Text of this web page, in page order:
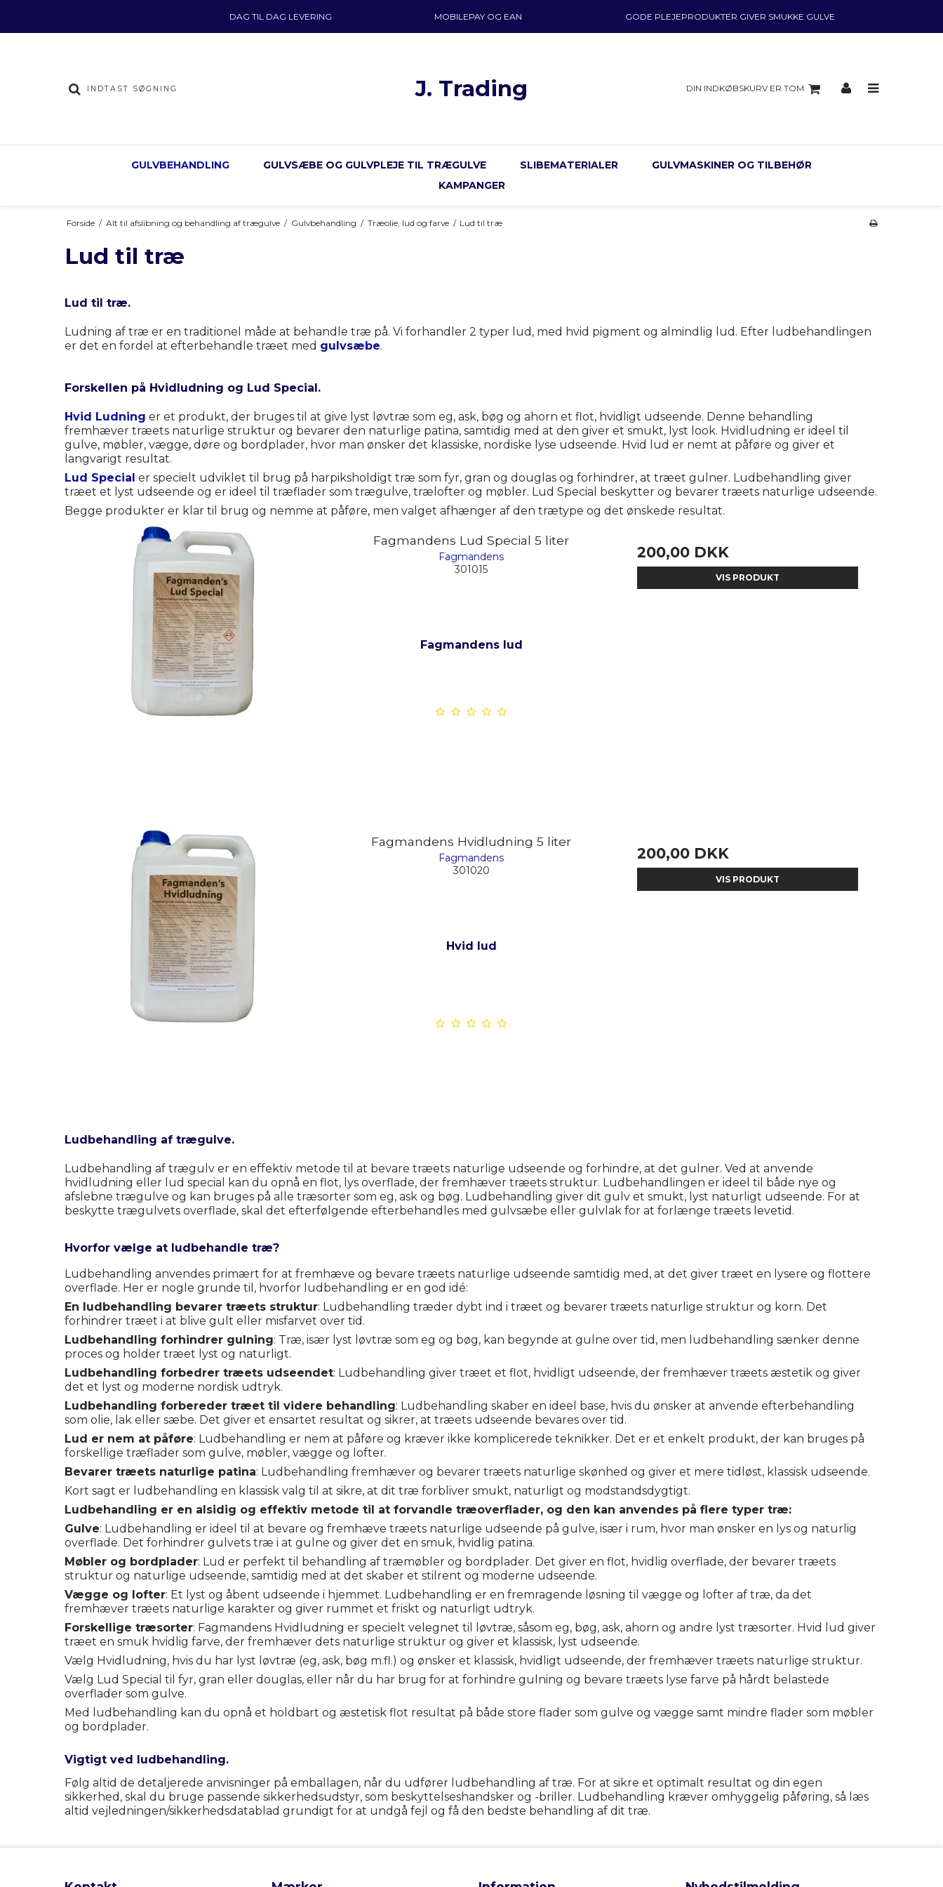
DAG TIL DAG LEVERING MOBILEPAY OG EAN GODE PLEJEPRODUKTER GIVER SMUKKE GULVE
J. Trading DIN INDKØBSKURV ER TOM
GULVBEHANDLING GULVSÆBE OG GULVPLEJE TIL TRÆGULVE SLIBEMATERIALER
GULVMASKINER OG TILBEHØR
KAMPANGER
Forside / Alt til afslibning og behandling af trægulve / Gulvbehandling / Træolie, lud og farve / Lud til træ
Lud til træ
Lud til træ.
Ludning af træ er en traditionel måde at behandle træ på. Vi forhandler 2 typer lud, med hvid pigment og almindlig lud. Efter ludbehandlingen
er det en fordel at efterbehandle træet med gulvsæbe.
Forskellen på Hvidludning og Lud Special.
Hvid Ludning er et produkt, der bruges til at give lyst løvtræ som eg, ask, bøg og ahorn et flot, hvidligt udseende. Denne behandling
fremhæver træets naturlige struktur og bevarer den naturlige patina, samtidig med at den giver et smukt, lyst look. Hvidludning er ideel til
gulve, møbler, vægge, døre og bordplader, hvor man ønsker det klassiske, nordiske lyse udseende. Hvid lud er nemt at påføre og giver et
langvarigt resultat.
Lud Special er specielt udviklet til brug på harpiksholdigt træ som fyr, gran og douglas og forhindrer, at træet gulner. Ludbehandling giver
træet et lyst udseende og er ideel til træflader som trægulve, trælofter og møbler. Lud Special beskytter og bevarer træets naturlige udseende.
Begge produkter er klar til brug og nemme at påføre, men valget afhænger af den trætype og det ønskede resultat.
Fagmandens Lud Special 5 liter
Fagmandens
301015
Fagmandens lud
200,00 DKK
VIS PRODUKT
Fagmandens Hvidludning 5 liter
Fagmandens
301020
Hvid lud
200,00 DKK
VIS PRODUKT
Ludbehandling af trægulve.
Ludbehandling af trægulv er en effektiv metode til at bevare træets naturlige udseende og forhindre, at det gulner. Ved at anvende
hvidludning eller lud special kan du opnå en flot, lys overflade, der fremhæver træets struktur. Ludbehandlingen er ideel til både nye og
afslebne trægulve og kan bruges på alle træsorter som eg, ask og bøg. Ludbehandling giver dit gulv et smukt, lyst naturligt udseende. For at
beskytte trægulvets overflade, skal det efterfølgende efterbehandles med gulvsæbe eller gulvlak for at forlænge træets levetid.
Hvorfor vælge at ludbehandle træ?
Ludbehandling anvendes primært for at fremhæve og bevare træets naturlige udseende samtidig med, at det giver træet en lysere og flottere
overflade. Her er nogle grunde til, hvorfor ludbehandling er en god idé:
En ludbehandling bevarer træets struktur: Ludbehandling træder dybt ind i træet og bevarer træets naturlige struktur og korn. Det
forhindrer træet i at blive gult eller misfarvet over tid.
Ludbehandling forhindrer gulning: Træ, især lyst løvtræ som eg og bøg, kan begynde at gulne over tid, men ludbehandling sænker denne
proces og holder træet lyst og naturligt.
Ludbehandling forbedrer træets udseendet: Ludbehandling giver træet et flot, hvidligt udseende, der fremhæver træets æstetik og giver
det et lyst og moderne nordisk udtryk.
Ludbehandling forbereder træet til videre behandling: Ludbehandling skaber en ideel base, hvis du ønsker at anvende efterbehandling
som olie, lak eller sæbe. Det giver et ensartet resultat og sikrer, at træets udseende bevares over tid.
Lud er nem at påføre: Ludbehandling er nem at påføre og kræver ikke komplicerede teknikker. Det er et enkelt produkt, der kan bruges på
forskellige træflader som gulve, møbler, vægge og lofter.
Bevarer træets naturlige patina: Ludbehandling fremhæver og bevarer træets naturlige skønhed og giver et mere tidløst, klassisk udseende.
Kort sagt er ludbehandling en klassisk valg til at sikre, at dit træ forbliver smukt, naturligt og modstandsdygtigt.
Ludbehandling er en alsidig og effektiv metode til at forvandle træoverflader, og den kan anvendes på flere typer træ:
Gulve: Ludbehandling er ideel til at bevare og fremhæve træets naturlige udseende på gulve, især i rum, hvor man ønsker en lys og naturlig
overflade. Det forhindrer gulvets træ i at gulne og giver det en smuk, hvidlig patina.
Møbler og bordplader: Lud er perfekt til behandling af træmøbler og bordplader. Det giver en flot, hvidlig overflade, der bevarer træets
struktur og naturlige udseende, samtidig med at det skaber et stilrent og moderne udseende.
Vægge og lofter: Et lyst og åbent udseende i hjemmet. Ludbehandling er en fremragende løsning til vægge og lofter af træ, da det
fremhæver træets naturlige karakter og giver rummet et friskt og naturligt udtryk.
Forskellige træsorter: Fagmandens Hvidludning er specielt velegnet til løvtræ, såsom eg, bøg, ask, ahorn og andre lyst træsorter. Hvid lud giver
træet en smuk hvidlig farve, der fremhæver dets naturlige struktur og giver et klassisk, lyst udseende.
Vælg Hvidludning, hvis du har lyst løvtræ (eg, ask, bøg m.fl.) og ønsker et klassisk, hvidligt udseende, der fremhæver træets naturlige struktur.
Vælg Lud Special til fyr, gran eller douglas, eller når du har brug for at forhindre gulning og bevare træets lyse farve på hårdt belastede
overflader som gulve.
Med ludbehandling kan du opnå et holdbart og æstetisk flot resultat på både store flader som gulve og vægge samt mindre flader som møbler
og bordplader.
Vigtigt ved ludbehandling.
Følg altid de detaljerede anvisninger på emballagen, når du udfører ludbehandling af træ. For at sikre et optimalt resultat og din egen
sikkerhed, skal du bruge passende sikkerhedsudstyr, som beskyttelseshandsker og -briller. Ludbehandling kræver omhyggelig påføring, så læs
altid vejledningen/sikkerhedsdatablad grundigt for at undgå fejl og få den bedste behandling af dit træ.